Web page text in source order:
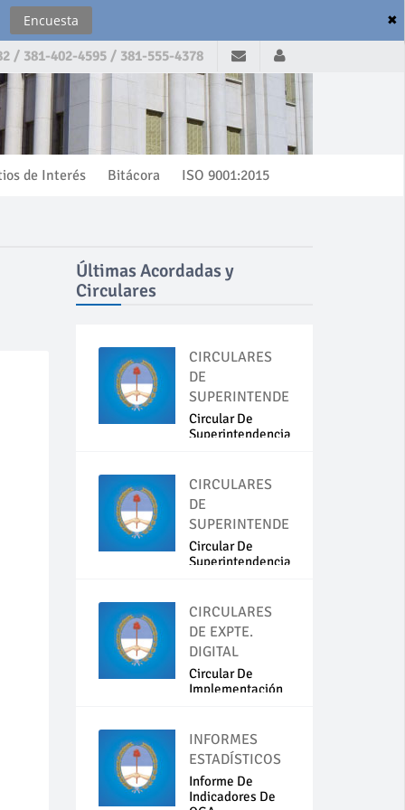
Encuesta ✖
/ 381-402-4595 / 381-555-4378
de Interés Bitácora ISO 9001:2015
Últimas Acordadas y
Circulares
CIRCULARES
DE
SUPERINTENDENCIA
Circular De
Superintendencia
CIRCULARES
DE
SUPERINTENDENCIA
Circular De
Superintendencia
CIRCULARES
DE EXPTE.
DIGITAL
Circular De
Implementación
INFORMES
ESTADÍSTICOS
Informe De
Indicadores De